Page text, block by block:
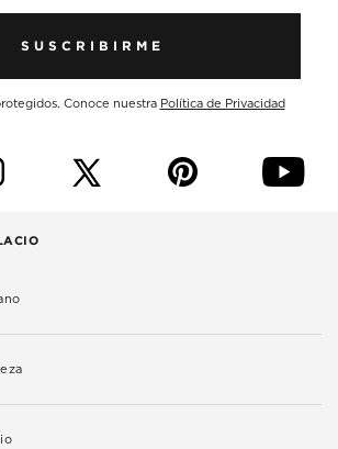
SUSCRIBIRME
Conoce nuestra Política de Privacidad
p y